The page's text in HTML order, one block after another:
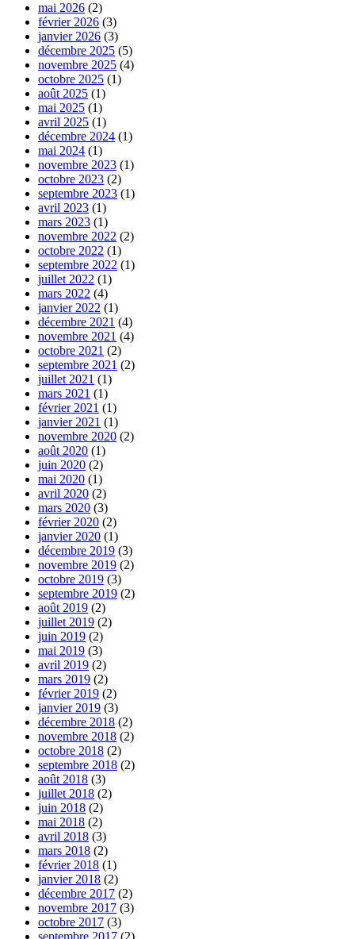
mai 2026 (2)
février 2026 (3)
janvier 2026 (3)
décembre 2025 (5)
novembre 2025 (4)
octobre 2025 (1)
août 2025 (1)
mai 2025 (1)
avril 2025 (1)
décembre 2024 (1)
mai 2024 (1)
novembre 2023 (1)
octobre 2023 (2)
septembre 2023 (1)
avril 2023 (1)
mars 2023 (1)
novembre 2022 (2)
octobre 2022 (1)
septembre 2022 (1)
juillet 2022 (1)
mars 2022 (4)
janvier 2022 (1)
décembre 2021 (4)
novembre 2021 (4)
octobre 2021 (2)
septembre 2021 (2)
juillet 2021 (1)
mars 2021 (1)
février 2021 (1)
janvier 2021 (1)
novembre 2020 (2)
août 2020 (1)
juin 2020 (2)
mai 2020 (1)
avril 2020 (2)
mars 2020 (3)
février 2020 (2)
janvier 2020 (1)
décembre 2019 (3)
novembre 2019 (2)
octobre 2019 (3)
septembre 2019 (2)
août 2019 (2)
juillet 2019 (2)
juin 2019 (2)
mai 2019 (3)
avril 2019 (2)
mars 2019 (2)
février 2019 (2)
janvier 2019 (3)
décembre 2018 (2)
novembre 2018 (2)
octobre 2018 (2)
septembre 2018 (2)
août 2018 (3)
juillet 2018 (2)
juin 2018 (2)
mai 2018 (2)
avril 2018 (3)
mars 2018 (2)
février 2018 (1)
janvier 2018 (2)
décembre 2017 (2)
novembre 2017 (3)
octobre 2017 (3)